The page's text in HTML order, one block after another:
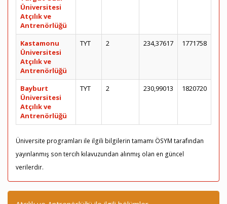
Üniversitesi
Atçılık ve
Antrenörlüğü
Kastamonu
Üniversitesi
Atçılık ve
Antrenörlüğü
TYT 2 234,37617 1771758
Bayburt
Üniversitesi
Atçılık ve
Antrenörlüğü
TYT 2 230,99013 1820720
Üniversite programları ile ilgili bilgilerin tamamı ÖSYM tarafından
yayınlanmış son tercih kılavuzundan alınmış olan en güncel
verilerdir.